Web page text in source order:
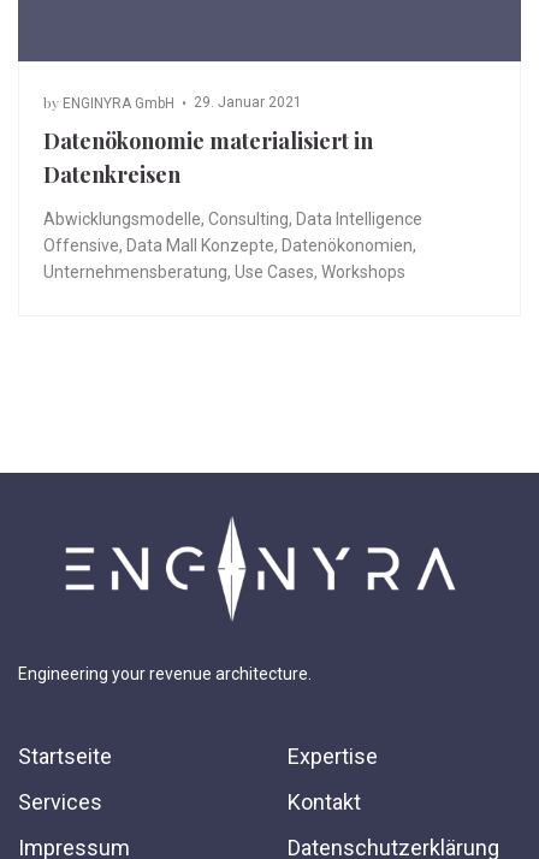
by ENGINYRA GmbH 29. Januar 2021
Datenökonomie materialisiert in
Datenkreisen
Abwicklungsmodelle, Consulting, Data Intelligence
Offensive, Data Mall Konzepte, Datenökonomien,
Unternehmensberatung, Use Cases, Workshops
Engineering your revenue architecture.
Startseite
Expertise
Services
Kontakt
Impressum
Datenschutzerklärung